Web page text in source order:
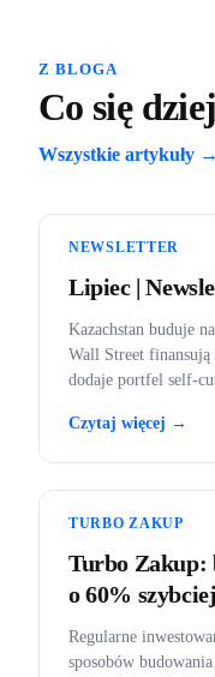
Z BLOGA
Co się
Wszystkie artykuły →
NEWSLETTER
Lipiec |
Kazachstan buduje
Wall Street
dodaje portfel self-
Czytaj więcej →
TURBO ZAKUP
Turbo Zakup:
o 60%
Regularne
sposobów